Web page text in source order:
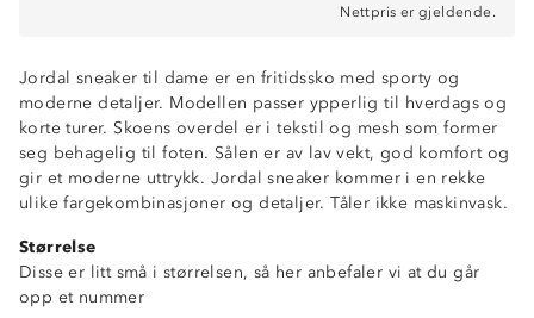
Nettpris er gjeldende.
Jordal sneaker til dame er en fritidssko med sporty og
moderne detaljer. Modellen passer ypperlig til hverdags og
korte turer. Skoens overdel er i tekstil og mesh som former
seg behagelig til foten. Sålen er av lav vekt, god komfort og
gir et moderne uttrykk. Jordal sneaker kommer i en rekke
ulike fargekombinasjoner og detaljer. Tåler ikke maskinvask.
Størrelse
Disse er litt små i størrelsen, så her anbefaler vi at du går
opp et nummer